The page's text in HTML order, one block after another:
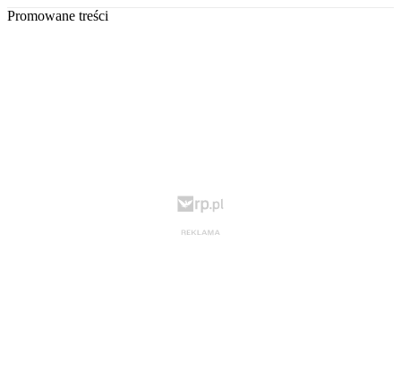
Promowane treści